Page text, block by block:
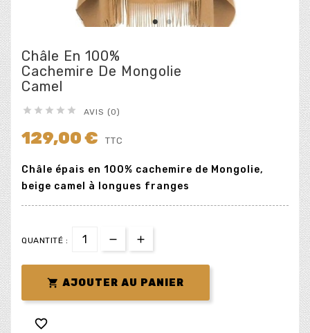
Châle En 100%
Cachemire De Mongolie
Camel
     AVIS (0)
129,00 € TTC
Châle épais en 100% cachemire de Mongolie,
beige camel à longues franges
QUANTITÉ :
 AJOUTER AU PANIER
